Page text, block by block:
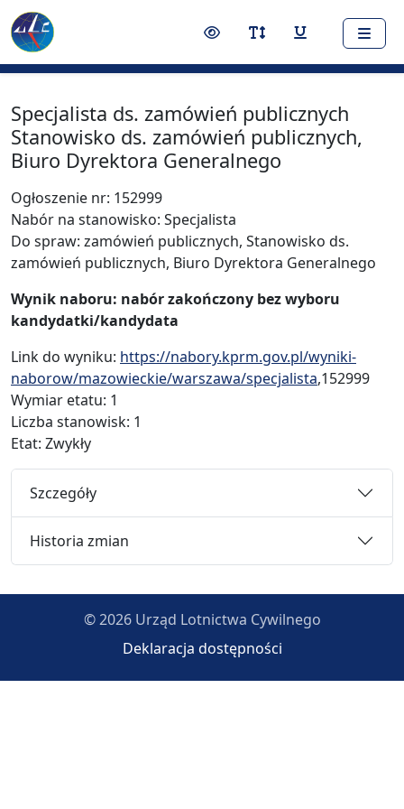
Nawigacja
Treść
Narzędzia dostępności
Przełącz rozmiar
Przełącz
Specjalista ds. zamówień publicznych
Stanowisko ds. zamówień publicznych,
Biuro Dyrektora Generalnego
Ogłoszenie nr: 152999
Nabór na stanowisko: Specjalista
Do spraw: zamówień publicznych, Stanowisko ds.
zamówień publicznych, Biuro Dyrektora Generalnego
Wynik naboru: nabór zakończony bez wyboru
kandydatki/kandydata
Link do wyniku: https://nabory.kprm.gov.pl/wyniki-
naborow/mazowieckie/warszawa/specjalista,152999
Wymiar etatu: 1
Liczba stanowisk: 1
Etat: Zwykły
Szczegóły
Historia zmian
© 2026 Urząd Lotnictwa Cywilnego
Deklaracja dostępności